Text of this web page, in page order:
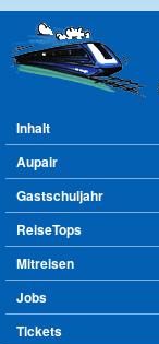
Hauptmenü
Inhalt
Aupair
Gastschuljahr
ReiseTops
Mitreisen
Jobs
Tickets